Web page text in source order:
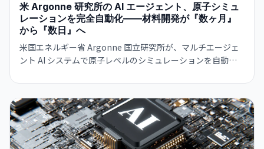
米 Argonne 研究所の AI エージェント、原子シミュ
レーションを完全自動化——材料開発が『数ヶ月』
から『数日』へ
米国エネルギー省 Argonne 国立研究所が、マルチエージェ
ント AI システムで原子レベルのシミュレーションを自動
になり、バッテリー・航空宇宙・電子部品分野での新材料開
発が急速化する見通し。